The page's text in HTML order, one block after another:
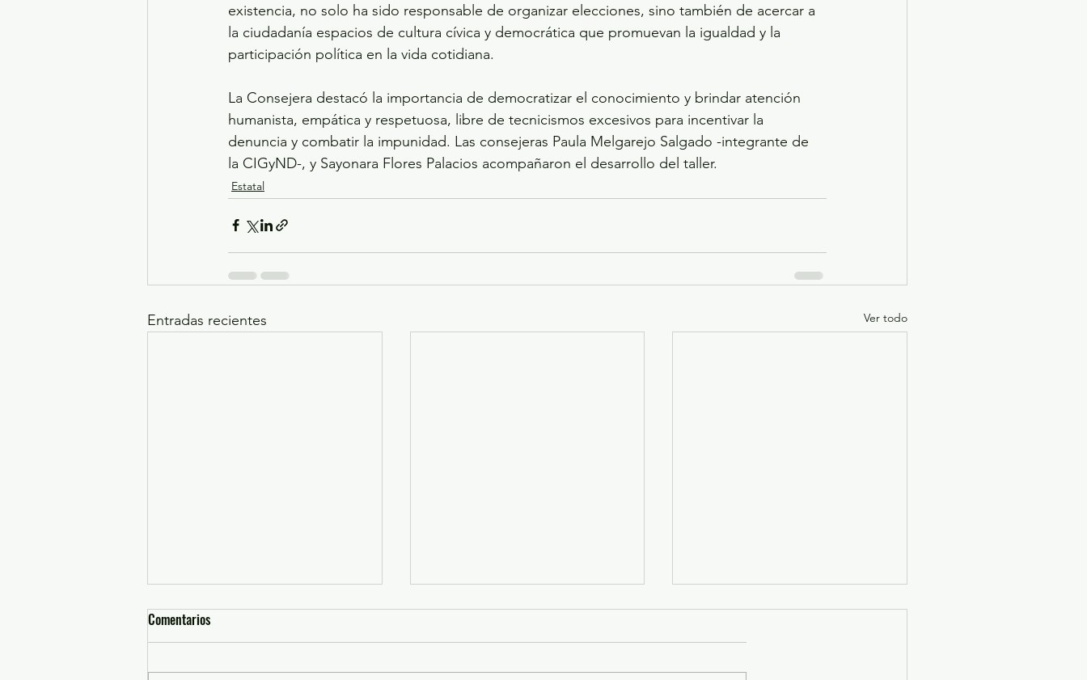
existencia, no solo ha sido responsable de organizar elecciones, sino también de acercar a
la ciudadanía espacios de cultura cívica y democrática que promuevan la igualdad y la
participación política en la vida cotidiana.
La Consejera destacó la importancia de democratizar el conocimiento y brindar atención
humanista, empática y respetuosa, libre de tecnicismos excesivos para incentivar la
denuncia y combatir la impunidad. Las consejeras Paula Melgarejo Salgado -integrante de
la CIGyND-, y Sayonara Flores Palacios acompañaron el desarrollo del taller.
Estatal
Entradas recientes Ver todo
Comentarios